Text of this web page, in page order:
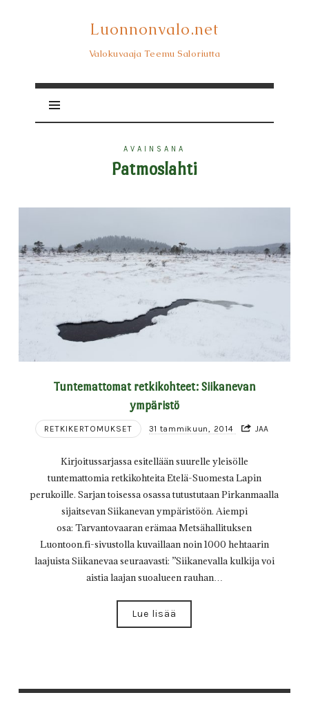
Luonnonvalo.net
Luonnonvalo.net
Valokuvaaja Teemu Saloriutta
AVAINSANA
Patmoslahti
Tuntemattomat retkikohteet: Siikanevan
ympäristö
RETKIKERTOMUKSET 31 tammikuun, 2014 JAA
Kirjoitussarjassa esitellään suurelle yleisölle
tuntemattomia retkikohteita Etelä-Suomesta Lapin
perukoille. Sarjan toisessa osassa tutustutaan Pirkanmaalla
sijaitsevan Siikanevan ympäristöön. Aiempi
osa: Tarvantovaaran erämaa Metsähallituksen
Luontoon.fi-sivustolla kuvaillaan noin 1000 hehtaarin
laajuista Siikanevaa seuraavasti: ”Siikanevalla kulkija voi
aistia laajan suoalueen rauhan…
Lue lisää